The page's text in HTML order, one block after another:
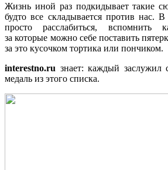
Жизнь иной раз подкидывает такие
будто все складывается против нас.
просто расслабиться, вспомнить
за которые можно себе поставить
за это кусочком тортика или пончиком.
interestno.ru знает: каждый заслужил
медаль из этого списка.